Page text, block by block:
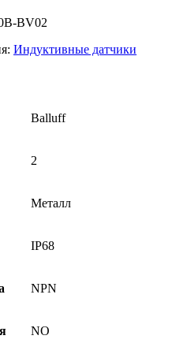
BV02
Индуктивные датчики
Balluff
2
Металл
IP68
NPN
NO